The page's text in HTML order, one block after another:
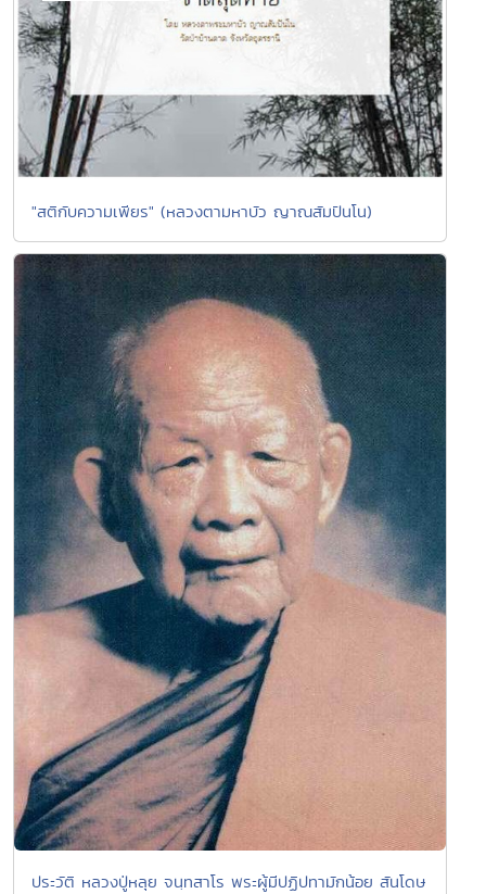
"สติกับความเพียร" (หลวงตามหาบัว ญาณสัมปันโน)
ประวัติ หลวงปู่หลุย จนฺทสาโร พระผู้มีปฏิปทามักน้อย สันโดษ